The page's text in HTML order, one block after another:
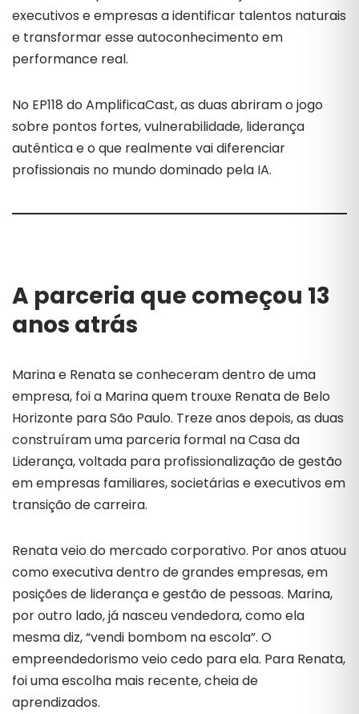
executivos e empresas a identificar talentos naturais
e transformar esse autoconhecimento em
performance real.
No EP118 do AmplificaCast, as duas abriram o jogo
sobre pontos fortes, vulnerabilidade, liderança
autêntica e o que realmente vai diferenciar
profissionais no mundo dominado pela IA.
A parceria que começou 13
anos atrás
Marina e Renata se conheceram dentro de uma
empresa, foi a Marina quem trouxe Renata de Belo
Horizonte para São Paulo. Treze anos depois, as duas
construíram uma parceria formal na Casa da
Liderança, voltada para profissionalização de gestão
em empresas familiares, societárias e executivos em
transição de carreira.
Renata veio do mercado corporativo. Por anos atuou
como executiva dentro de grandes empresas, em
posições de liderança e gestão de pessoas. Marina,
por outro lado, já nasceu vendedora, como ela
mesma diz, “vendi bombom na escola”. O
empreendedorismo veio cedo para ela. Para Renata,
foi uma escolha mais recente, cheia de
aprendizados.